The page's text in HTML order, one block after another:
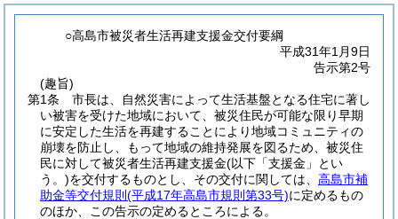
○高島市被災者生活再建支援金交付要綱
平成31年1月9日
告示第2号
(趣旨)
第1条
市長は、自然災害によって生活基盤となる住宅に著し
い被害を受けた地域において、被災住民が可能な限り早期
に安定した生活を再建することにより地域コミュニティの
崩壊を防止し、もって地域の維持発展を図るため、被災住
民に対して被災者生活再建支援金(以下「支援金」とい
う。)を交付するものとし、その交付に関しては、 高島市補
助金等交付規則 (平成17年高島市規則第33号)に定めるもの
のほか、この告示の定めるところによる。